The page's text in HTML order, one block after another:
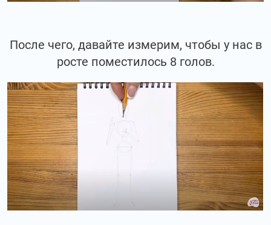
После чего, давайте измерим, чтобы у нас в
росте поместилось 8 голов.